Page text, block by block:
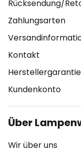
Rücksendung/
Zahlungsarten
Kontakt
Kundenkonto
Über
Wir über uns